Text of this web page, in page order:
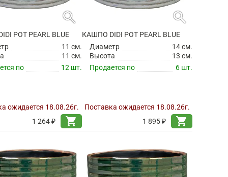
search
POT PEARL BLUE
11 см.
11 см.
по
12 шт.
ожидается 18.08.26г.
1 264 ₽
shopping_cart
search
КАШПО DIDI POT PEARL BLUE
Диаметр
14 см.
Высота
13 см.
Продается по
6 шт.
Поставка ожидается 18.08.26г.
1 895 ₽
shopping_cart